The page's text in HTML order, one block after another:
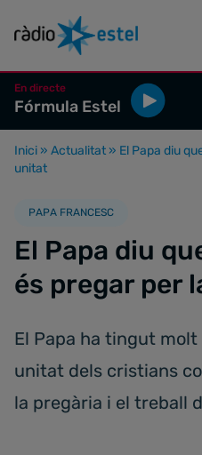
En directe
Fórmula Estel
Inici » Actualitat » El Papa diu
unitat
PAPA FRANCESC
El Papa diu
és pregar per
El Papa ha tingut
unitat dels cristians
la pregària i el treball